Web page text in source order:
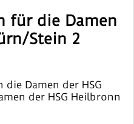
für die Damen
Stein 2
die Damen der HSG
der HSG Heilbronn